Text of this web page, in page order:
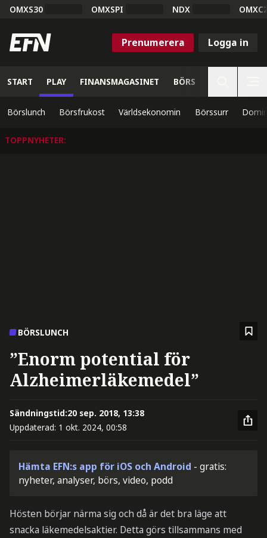
OMXS30 OMXSPI NDX
Prenumerera Logga in
START PLAY FINANSMAGASINET BÖRS
Börslunch Börsfrukost Världsekonomin Börssurr
TOPPNYHETER:
BÖRSLUNCH
”Enorm potential för
Alzheimerläkemedel”
Sändningstid:20 sep. 2018, 13:38
Uppdaterad: 1 okt. 2024, 00:58
Hämta EFN:s app för iOS och Android - gratis:
nyheter, analyser, börs, video, podd
Hösten börjar närma sig och då är det bra läge att
snacka läkemedelsaktier. Detta görs tillsammans med